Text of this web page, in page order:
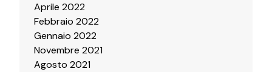
Aprile 2022
Febbraio 2022
Gennaio 2022
Novembre 2021
Agosto 2021